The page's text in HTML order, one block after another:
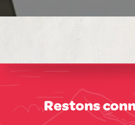
Restons